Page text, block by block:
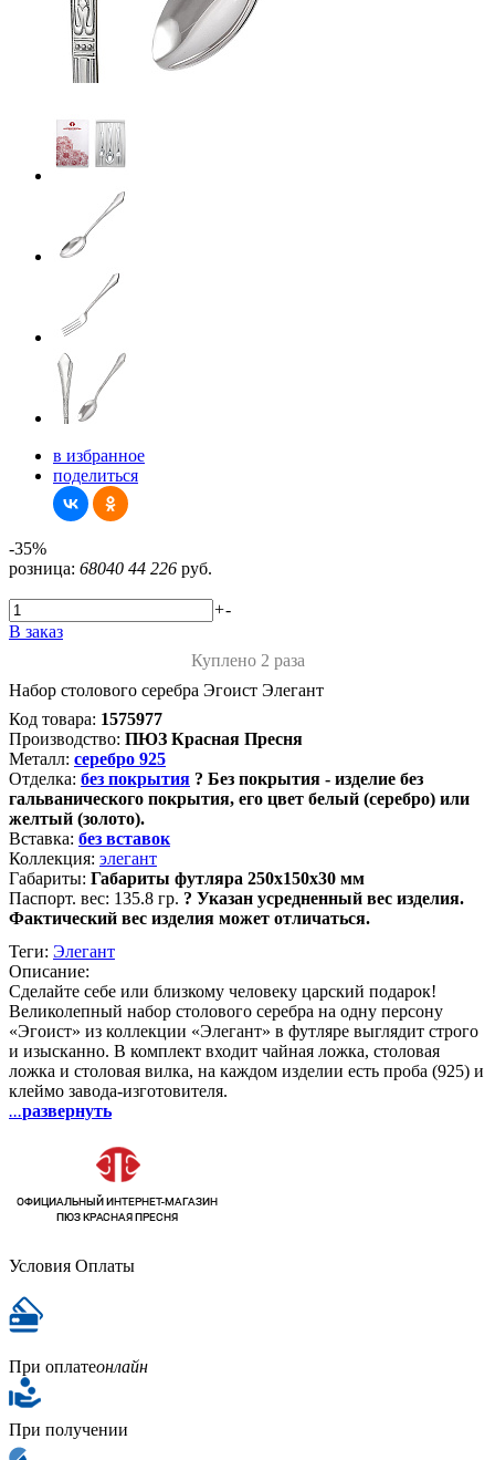
в избранное
поделиться
-35%
розница: 68040 44 226 руб.
+-
В заказ
Куплено 2 раза
Набор столового серебра Эгоист Элегант
Код товара: 1575977
Производство: ПЮЗ Красная Пресня
Металл: серебро 925
Отделка: без покрытия ? Без покрытия - изделие без
гальванического покрытия, его цвет белый (серебро) или
желтый (золото).
Вставка: без вставок
Коллекция: элегант
Габариты: Габариты футляра 250х150х30 мм
Паспорт. вес: 135.8 гр. ? Указан усредненный вес изделия.
Фактический вес изделия может отличаться.
Теги: Элегант
Описание:
Сделайте себе или близкому человеку царский подарок!
Великолепный набор столового серебра на одну персону
«Эгоист» из коллекции «Элегант» в футляре выглядит строго
и изысканно. В комплект входит чайная ложка, столовая
ложка и столовая вилка, на каждом изделии есть проба (925) и
клеймо завода-изготовителя.
...развернуть
Условия Оплаты
При оплатеонлайн
При получении